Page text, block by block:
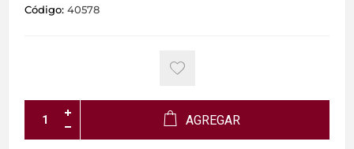
Código: 40578
AGREGAR